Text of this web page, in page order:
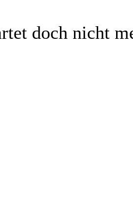
doch nicht